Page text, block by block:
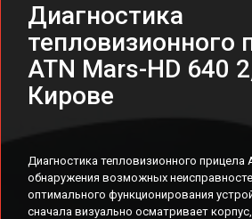
Диагностика
тепловизионного
ATN Mars-HD 640
Кирове
Диагностика тепловизионного прицела
обнаружения возможных
оптимального функционирования
сначала визуально осматривает